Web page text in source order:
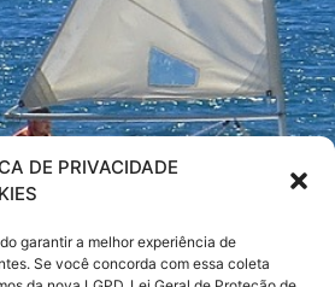
DE PRIVACIDADE
garantir a melhor experiência de
Se você concorda com essa coleta